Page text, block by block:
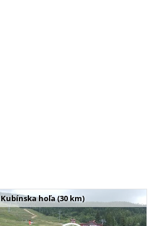
Kubínska hoľa (30 km)